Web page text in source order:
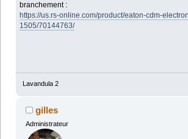
branchement :
https://us.rs-online.com/product/eaton-cdm-
1505/70144763/
Lavandula 2
gilles
Administrateur